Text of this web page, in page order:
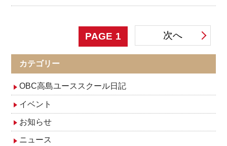
稿
ナ
ビ
ゲ
PAGE 1 次へ
カテゴリー
OBC高島ユーススクール日記
イベント
お知らせ
ニュース